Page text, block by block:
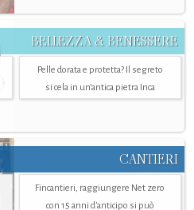
BELLEZZA & BENESSERE
Pelle dorata e protetta? Il segreto
si cela in un’antica pietra Inca
CANTIERI
Fincantieri, raggiungere Net zero
con 15 anni d'anticipo si può